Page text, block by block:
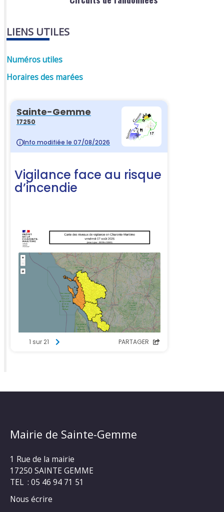
LIENS UTILES
Numéros utiles
Horaires des marées
Mairie de Sainte-Gemme
1 Rue de la mairie
17250 SAINTE GEMME
TEL : 05 46 94 71 51
Nous écrire